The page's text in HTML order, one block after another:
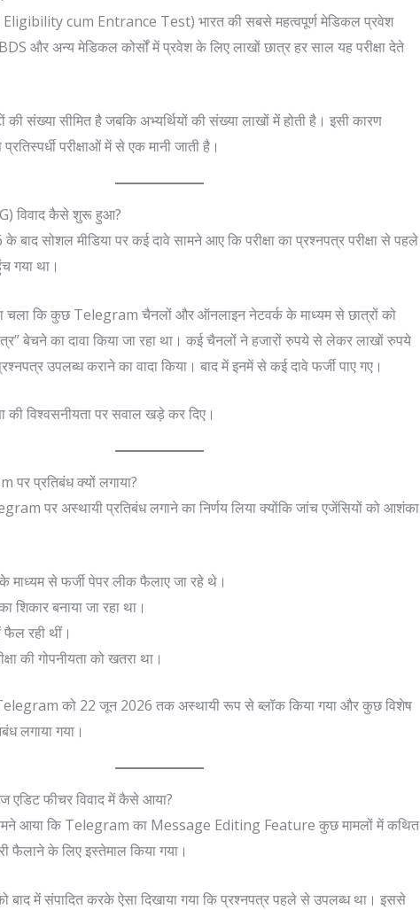
cum Entrance Test) भारत की सबसे महत्वपूर्ण मेडिकल प्रवेश
और अन्य मेडिकल कोर्सों में प्रवेश के लिए लाखों छात्र हर साल यह परीक्षा देते
की संख्या सीमित है जबकि अभ्यर्थियों की संख्या लाखों में होती है। इसी कारण
परीक्षाओं में से एक मानी जाती है।
विवाद कैसे शुरू हुआ?
बाद सोशल मीडिया पर कई दावे सामने आए कि परीक्षा का प्रश्नपत्र परीक्षा से पहले
गया था।
चला कि कुछ Telegram चैनलों और ऑनलाइन नेटवर्क के माध्यम से छात्रों को
बेचने का दावा किया जा रहा था। कई चैनलों ने हजारों रुपये से लेकर लाखों रुपये
उपलब्ध कराने का वादा किया। बाद में इनमें से कई दावे फर्जी पाए गए।
की विश्वसनीयता पर सवाल खड़े कर दिए।
प्रतिबंध क्यों लगाया?
पर अस्थायी प्रतिबंध लगाने का निर्णय लिया क्योंकि जांच एजेंसियों को आशंका
से फर्जी पेपर लीक फैलाए जा रहे थे।
शिकार बनाया जा रहा था।
रही थीं।
की गोपनीयता को खतरा था।
को 22 जून 2026 तक अस्थायी रूप से ब्लॉक किया गया और कुछ विशेष
लगाया गया।
फीचर विवाद में कैसे आया?
आया कि Telegram का Message Editing Feature कुछ मामलों में कथित
फैलाने के लिए इस्तेमाल किया गया।
बाद में संपादित करके ऐसा दिखाया गया कि प्रश्नपत्र पहले से उपलब्ध था। इससे